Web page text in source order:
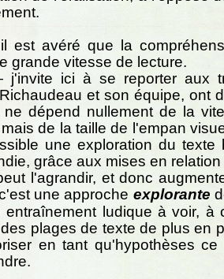
est avéré que la
grande vitesse de lecture.
j'invite ici à se reporter aux
et son équipe, ont
dépend nullement de la
de la taille de l'empan
une exploration du texte
grâce aux mises en
l'agrandir, et donc
une approche explorante
entraînement ludique à voir, à
plages de texte de plus en
en tant qu'hypothèses